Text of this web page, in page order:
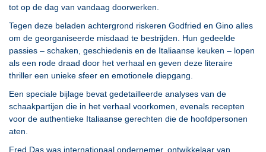
tot op de dag van vandaag doorwerken.
Tegen deze beladen achtergrond riskeren Godfried en Gino alles
om de georganiseerde misdaad te bestrijden. Hun gedeelde
passies – schaken, geschiedenis en de Italiaanse keuken – lopen
als een rode draad door het verhaal en geven deze literaire
thriller een unieke sfeer en emotionele diepgang.
Een speciale bijlage bevat gedetailleerde analyses van de
schaakpartijen die in het verhaal voorkomen, evenals recepten
voor de authentieke Italiaanse gerechten die de hoofdpersonen
aten.
Fred Das was internationaal ondernemer, ontwikkelaar van